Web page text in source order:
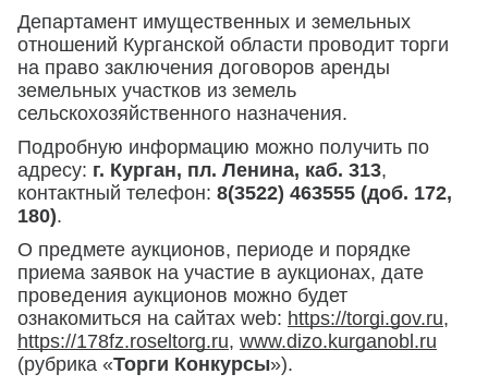
Департамент имущественных и земельных
отношений Курганской области проводит торги
на право заключения договоров аренды
земельных участков из земель
сельскохозяйственного назначения.
Подробную информацию можно получить по
адресу: г. Курган, пл. Ленина, каб. 313,
контактный телефон: 8(3522) 463555 (доб. 172,
180).
О предмете аукционов, периоде и порядке
приема заявок на участие в аукционах, дате
проведения аукционов можно будет
ознакомиться на сайтах web: https://torgi.gov.ru,
https://178fz.roseltorg.ru, www.dizo.kurganobl.ru
(рубрика «Торги Конкурсы»).